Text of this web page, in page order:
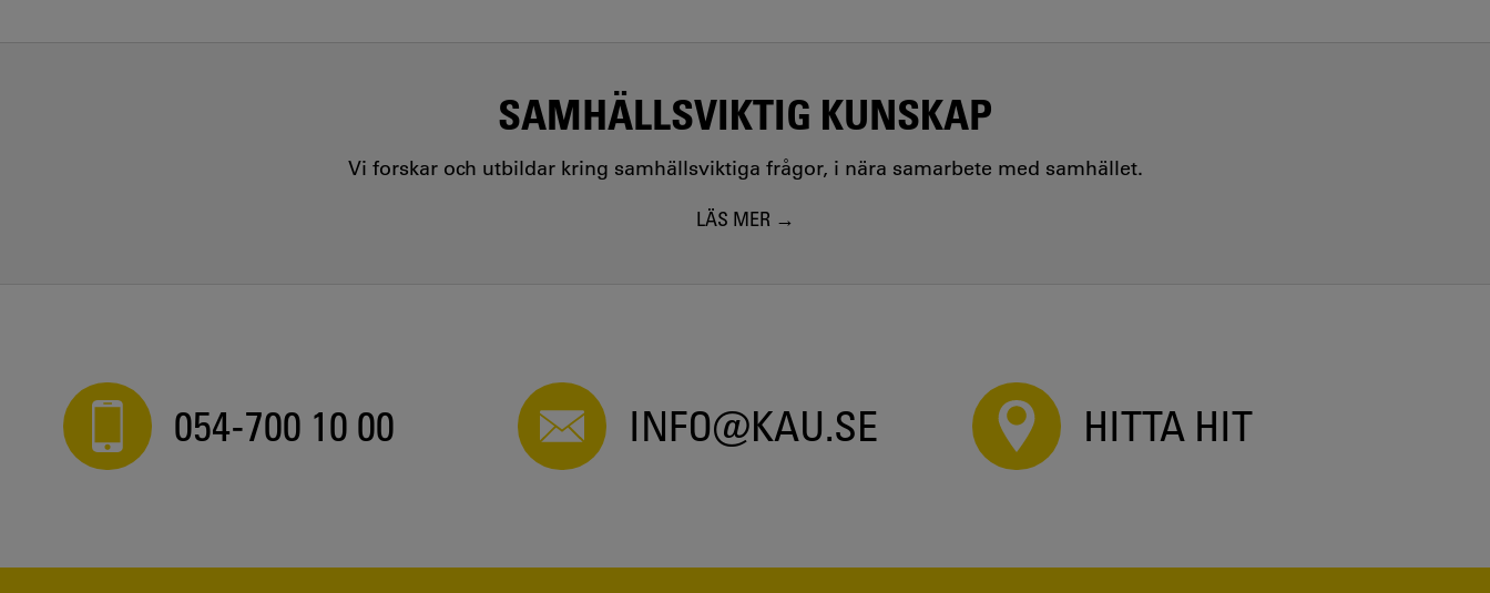
SAMHÄLLSVIKTIG KUNSKAP
Vi forskar och utbildar kring samhällsviktiga frågor, i nära samarbete med samhället.
LÄS MER
054-700 10 00 INFO@KAU.SE HITTA HIT